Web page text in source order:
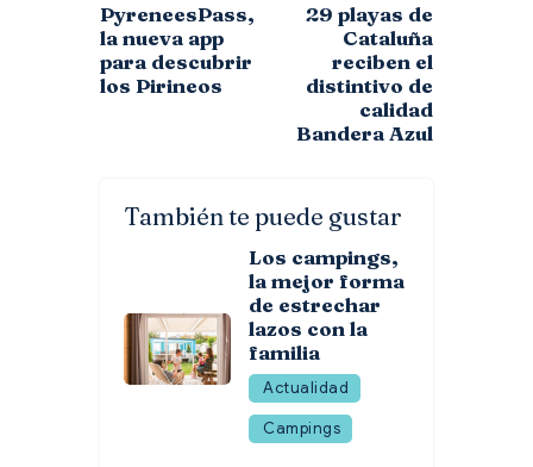
PyreneesPass,
la nueva app
para descubrir
los Pirineos
29 playas de
Cataluña
reciben el
distintivo de
calidad
Bandera Azul
También te puede gustar
Los campings,
la mejor forma
de estrechar
lazos con la
familia
Actualidad
Campings